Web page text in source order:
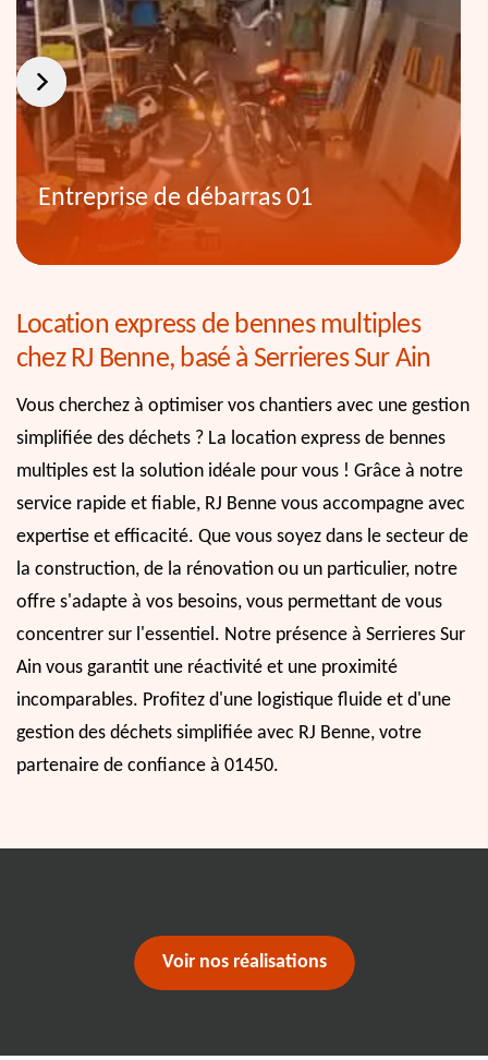
Entreprise de débarras 01
Location express de bennes multiples
chez RJ Benne, basé à Serrieres Sur Ain
Vous cherchez à optimiser vos chantiers avec une gestion
simplifiée des déchets ? La location express de bennes
multiples est la solution idéale pour vous ! Grâce à notre
service rapide et fiable, RJ Benne vous accompagne avec
expertise et efficacité. Que vous soyez dans le secteur de
la construction, de la rénovation ou un particulier, notre
offre s'adapte à vos besoins, vous permettant de vous
concentrer sur l'essentiel. Notre présence à Serrieres Sur
Ain vous garantit une réactivité et une proximité
incomparables. Profitez d'une logistique fluide et d'une
gestion des déchets simplifiée avec RJ Benne, votre
partenaire de confiance à 01450.
Voir nos réalisations